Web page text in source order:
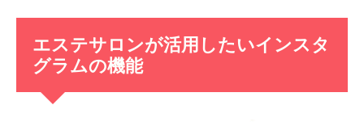
エステサロンが活用したいインスタ
グラムの機能